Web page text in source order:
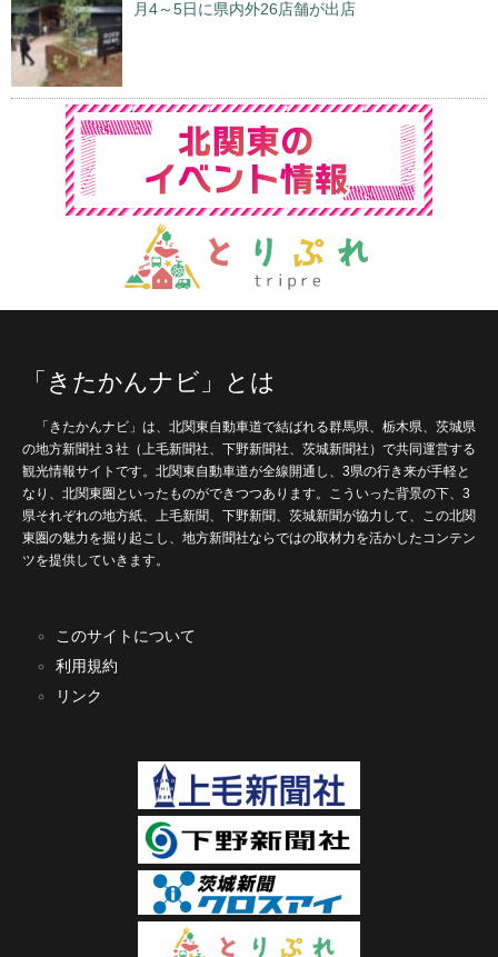
月4～5日に県内外26店舗が出店
「きたかんナビ」とは
「きたかんナビ」は、北関東自動車道で結ばれる群馬県、栃木県、茨城県
の地方新聞社３社（上毛新聞社、下野新聞社、茨城新聞社）で共同運営する
観光情報サイトです。北関東自動車道が全線開通し、3県の行き来が手軽と
なり、北関東圏といったものができつつあります。こういった背景の下、3
県それぞれの地方紙、上毛新聞、下野新聞、茨城新聞が協力して、この北関
東圏の魅力を掘り起こし、地方新聞社ならではの取材力を活かしたコンテン
ツを提供していきます。
このサイトについて
利用規約
リンク